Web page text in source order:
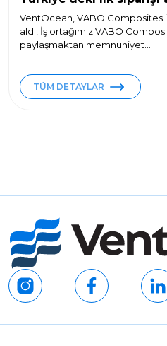
VentOcean, VABO Composites
aldı! İş ortağımız VABO
paylaşmaktan memnuniyet...
TÜM DETAYLAR